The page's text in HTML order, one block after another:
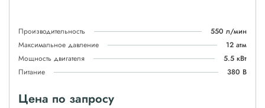
Производительность
550 л/мин
Максимальное давление
12 атм
Мощность двигателя
5.5 кВт
Питание
380 В
Цена по запросу